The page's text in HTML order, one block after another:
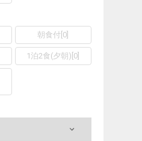
朝食付 0
1泊2食(夕朝) 0